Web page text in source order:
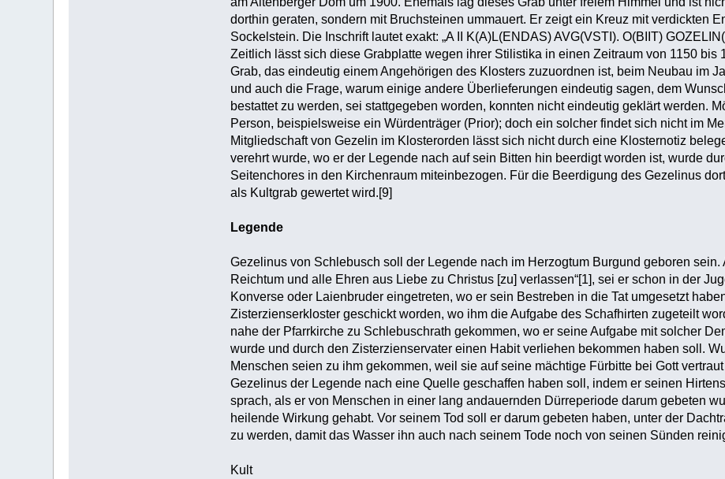
dorthin geraten, sondern mit Bruchsteinen ummauert. Er zeigt ein Kreuz mit verdickten
Sockelstein. Die Inschrift lautet exakt: „A II K(A)L(ENDAS) AVG(VSTI). O(BIIT)
Zeitlich lässt sich diese Grabplatte wegen ihrer Stilistika in einen Zeitraum von 1150 bis
Grab, das eindeutig einem Angehörigen des Klosters zuzuordnen ist, beim Neubau im
und auch die Frage, warum einige andere Überlieferungen eindeutig sagen, dem
bestattet zu werden, sei stattgegeben worden, konnten nicht eindeutig geklärt werden.
Person, beispielsweise ein Würdenträger (Prior); doch ein solcher findet sich nicht im
Mitgliedschaft von Gezelin im Klosterorden lässt sich nicht durch eine Klosternotiz
verehrt wurde, wo er der Legende nach auf sein Bitten hin beerdigt worden ist, wurde
Seitenchores in den Kirchenraum miteinbezogen. Für die Beerdigung des Gezelinus
als Kultgrab gewertet wird.[9]
Legende
Gezelinus von Schlebusch soll der Legende nach im Herzogtum Burgund geboren sein.
Reichtum und alle Ehren aus Liebe zu Christus [zu] verlassen“[1], sei er schon in der
Konverse oder Laienbruder eingetreten, wo er sein Bestreben in die Tat umgesetzt
Zisterzienserkloster geschickt worden, wo ihm die Aufgabe des Schafhirten zugeteilt
nahe der Pfarrkirche zu Schlebuschrath gekommen, wo er seine Aufgabe mit solcher
wurde und durch den Zisterzienservater einen Habit verliehen bekommen haben soll.
Menschen seien zu ihm gekommen, weil sie auf seine mächtige Fürbitte bei Gott
Gezelinus der Legende nach eine Quelle geschaffen haben soll, indem er seinen
sprach, als er von Menschen in einer lang andauernden Dürreperiode darum gebeten
heilende Wirkung gehabt. Vor seinem Tod soll er darum gebeten haben, unter der
zu werden, damit das Wasser ihn auch nach seinem Tode noch von seinen Sünden
Kult